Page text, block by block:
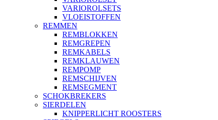
VARIOROLSETS
VLOEISTOFFEN
REMMEN
REMBLOKKEN
REMGREPEN
REMKABELS
REMKLAUWEN
REMPOMP
REMSCHIJVEN
REMSEGMENT
SCHOKBREKERS
SIERDELEN
KNIPPERLICHT ROOSTERS